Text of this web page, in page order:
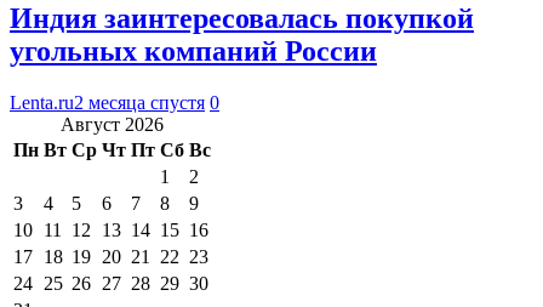
Индия заинтересовалась покупкой
угольных компаний России
Lenta.ru2 месяца спустя 0
Август 2026
Пн Вт Ср Чт Пт Сб Вс
1
2
3
4 5 6 7 8
9
10 11 12 13 14 15 16
17 18 19 20 21 22 23
24 25 26 27 28 29 30